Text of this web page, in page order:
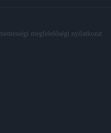
megfelelőségi nyilatkozat